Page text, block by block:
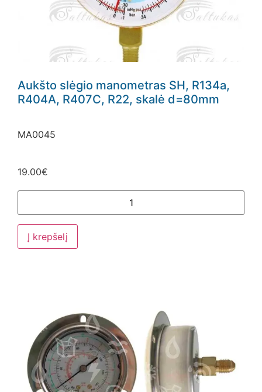
Aukšto slėgio manometras SH, R134a,
R404A, R407C, R22, skalė d=80mm
MA0045
19.00€
Į krepšelį